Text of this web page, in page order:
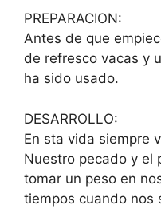
PREPARACION:
Antes de que
de refresco vacas y
ha sido usado.
DESARROLLO:
En sta vida siempre
Nuestro pecado y el
tomar un peso en
tiempos cuando nos